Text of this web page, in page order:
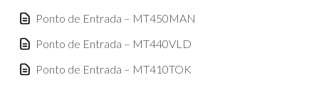
Ponto de Entrada – MT450MAN
Ponto de Entrada – MT440VLD
Ponto de Entrada – MT410TOK